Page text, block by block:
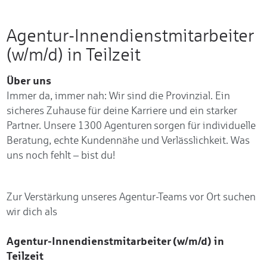
Agentur-Innendienstmitarbeiter
(w/m/d) in Teilzeit
Über uns
Immer da, immer nah: Wir sind die Provinzial. Ein
sicheres Zuhause für deine Karriere und ein starker
Partner. Unsere 1300 Agenturen sorgen für individuelle
Beratung, echte Kundennähe und Verlässlichkeit. Was
uns noch fehlt – bist du!
Zur Verstärkung unseres Agentur-Teams vor Ort suchen
wir dich als
Agentur-Innendienstmitarbeiter (w/m/d) in
Teilzeit